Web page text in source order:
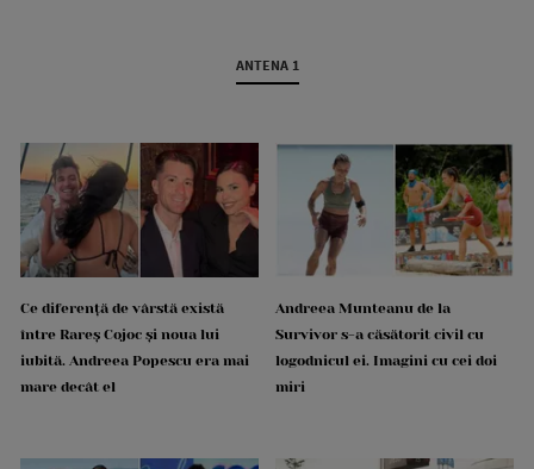
ANTENA 1
Ce diferență de vârstă există
între Rareș Cojoc și noua lui
iubită. Andreea Popescu era mai
mare decât el
Andreea Munteanu de la
Survivor s-a căsătorit civil cu
logodnicul ei. Imagini cu cei doi
miri